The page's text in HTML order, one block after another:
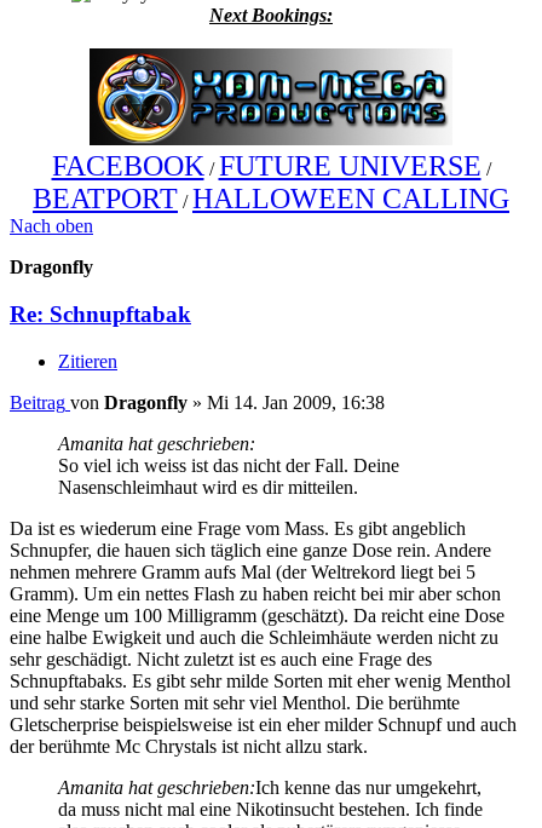
Next Bookings:
FACEBOOK /FUTURE UNIVERSE /
BEATPORT /HALLOWEEN CALLING
Nach oben
Dragonfly
Re: Schnupftabak
Zitieren
Beitrag von Dragonfly » Mi 14. Jan 2009, 16:38
Amanita hat geschrieben:
So viel ich weiss ist das nicht der Fall. Deine
Nasenschleimhaut wird es dir mitteilen.
Da ist es wiederum eine Frage vom Mass. Es gibt angeblich
Schnupfer, die hauen sich täglich eine ganze Dose rein. Andere
nehmen mehrere Gramm aufs Mal (der Weltrekord liegt bei 5
Gramm). Um ein nettes Flash zu haben reicht bei mir aber schon
eine Menge um 100 Milligramm (geschätzt). Da reicht eine Dose
eine halbe Ewigkeit und auch die Schleimhäute werden nicht zu
sehr geschädigt. Nicht zuletzt ist es auch eine Frage des
Schnupftabaks. Es gibt sehr milde Sorten mit eher wenig Menthol
und sehr starke Sorten mit sehr viel Menthol. Die berühmte
Gletscherprise beispielsweise ist ein eher milder Schnupf und auch
der berühmte Mc Chrystals ist nicht allzu stark.
Amanita hat geschrieben:Ich kenne das nur umgekehrt,
da muss nicht mal eine Nikotinsucht bestehen. Ich finde